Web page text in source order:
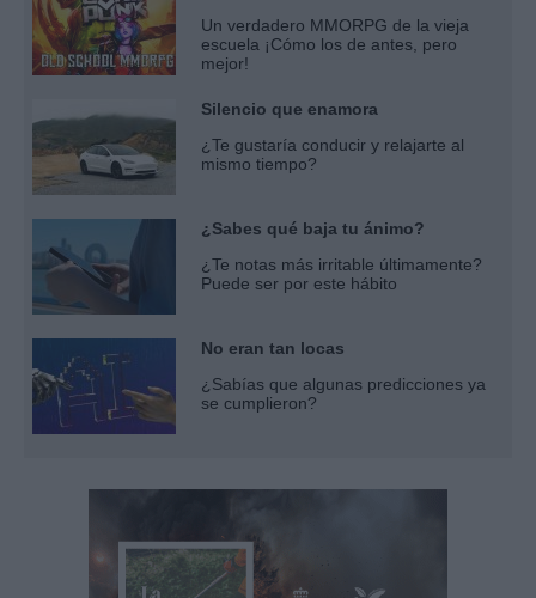
Un verdadero MMORPG de la vieja
escuela ¡Cómo los de antes, pero
mejor!
Silencio que enamora
¿Te gustaría conducir y relajarte al
mismo tiempo?
¿Sabes qué baja tu ánimo?
¿Te notas más irritable últimamente?
Puede ser por este hábito
No eran tan locas
¿Sabías que algunas predicciones ya
se cumplieron?